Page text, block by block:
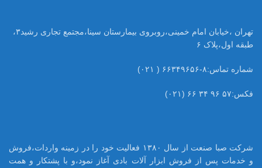
تهران ،خیابان امام خمینی،روبروی بیمارستان سینا،مجتمع تجاری رشید۳،
طبقه اول،پلاک ۶
شماره تماس:۸-۶۶۳۴۹۶۵۶ ( ۰۲۱)
فکس:۵۷ ۹۶ ۳۴ ۶۶ (۰۲۱)
شرکت صبا صنعت از سال ۱۳۸۰ فعالیت خود را در زمینه واردات،فروش
و خدمات پس از فروش ابزار آلات بادی آغاز نمود،و با پشتکار و همت